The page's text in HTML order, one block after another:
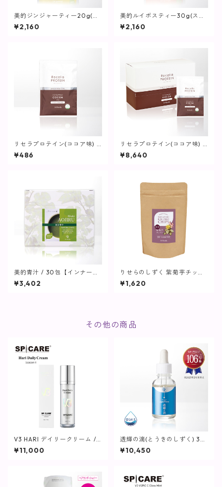
美的ジンジャーティー20g(ス
プーンなし)【パウダータイ
プ】
¥2,160
美的ルイボスティー30g(スプ
ーンなし)【パウダータイプ】
¥2,160
リセラプロテイン(ココア味) 1
包【パウダータイプ】
¥486
リセラプロテイン(ココア味) 2
0包入【パウダータイプ】
¥8,640
美的青汁 / 30包【インナーケ
ア】
¥3,402
りせらのしずく 紫菊芋チップ
ス 50g【食品】
¥1,620
その他の商品
V3 HARI デイリークリーム / 5
0ml【SPICARE】
¥11,000
透輝の滴(とうきのしずく) 30
mL【美容液】
¥10,450